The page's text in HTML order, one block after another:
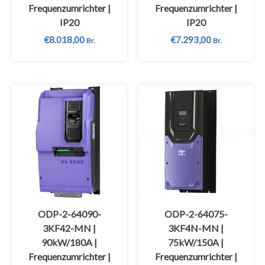
Frequenzumrichter |
IP20
€8.018,00 Br.
Frequenzumrichter |
IP20
€7.293,00 Br.
ODP-2-64090-
3KF42-MN |
90kW/180A |
Frequenzumrichter |
ODP-2-64075-
3KF4N-MN |
75kW/150A |
Frequenzumrichter |